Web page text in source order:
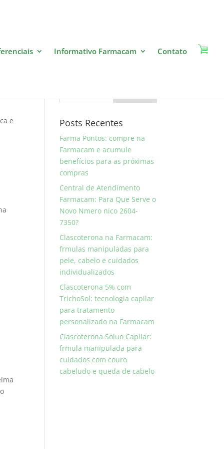
Informativo Farmacam Contato
e
Posts Recentes
Farma Pontos: compre na
Farmacam e acumule
benefícios para as próximas
compras
Central de Atendimento
Farmacam: Para Que Serve o
Novo Nmero nico 2604-
7350?
Clascoterona na Farmacam:
frmulas manipuladas para
pele, cabelo e cuidados
individualizados
Clascoterona 5% com
TrichoSol: tecnologia capilar
para tratamento
personalizado na Farmacam
Clascoterona Soluo Capilar:
frmula manipulada para
cuidados com couro
cabeludo e queda de cabelo